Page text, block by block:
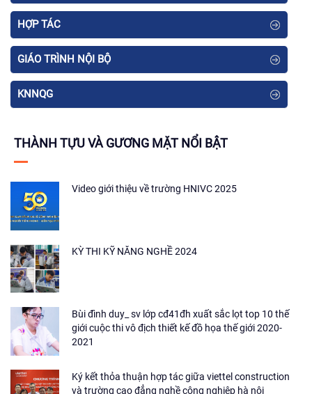
HỢP TÁC
GIÁO TRÌNH NỘI BỘ
KNNQG
THÀNH TỰU VÀ GƯƠNG MẶT NỔI BẬT
Video giới thiệu về trường HNIVC 2025
KỲ THI KỸ NĂNG NGHỀ 2024
Bùi đình duy_ sv lớp cđ41đh xuất sắc lọt top 10 thế
giới cuộc thi vô địch thiết kế đồ họa thế giới 2020-
2021
Ký kết thỏa thuận hợp tác giữa viettel construction
và trường cao đẳng nghề công nghiệp hà nội